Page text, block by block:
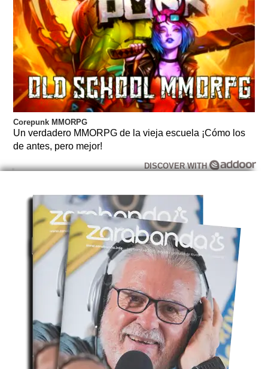
Corepunk MMORPG
Un verdadero MMORPG de la vieja escuela ¡Cómo los
de antes, pero mejor!
DISCOVER WITH